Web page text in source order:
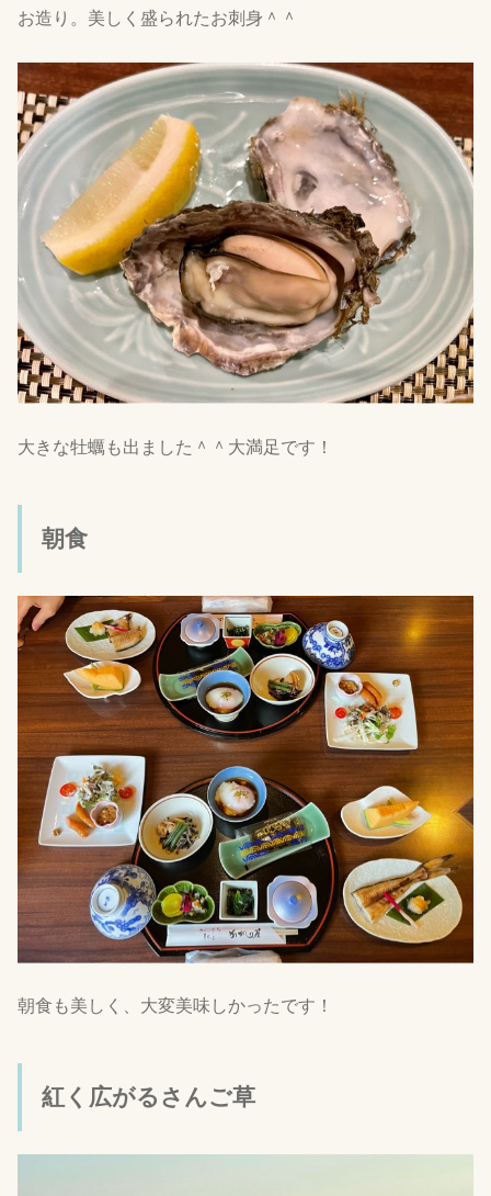
お造り。美しく盛られたお刺身＾＾
大きな牡蠣も出ました＾＾大満足です！
朝食
朝食も美しく、大変美味しかったです！
紅く広がるさんご草